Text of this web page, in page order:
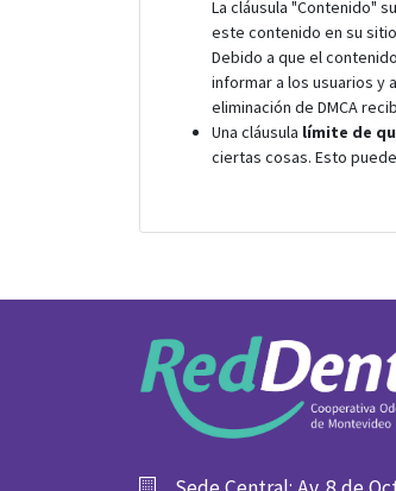
La cláusula "Contenido"
este contenido en su
Debido a que el
informar a los usuarios y
eliminación de DMCA
Una cláusula límite de
ciertas cosas. Esto